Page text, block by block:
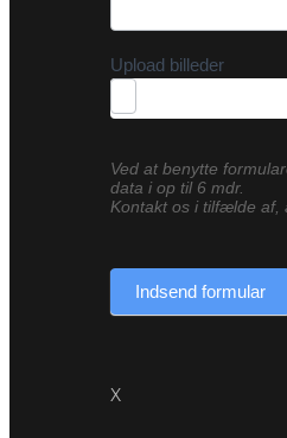
Upload billeder
Ved at benytte
data i op til 6 mdr.
Kontakt os i tilfælde af,
Indsend formular
X